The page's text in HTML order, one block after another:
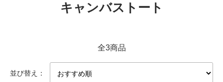
キャンバストート
全3商品
並び替え：